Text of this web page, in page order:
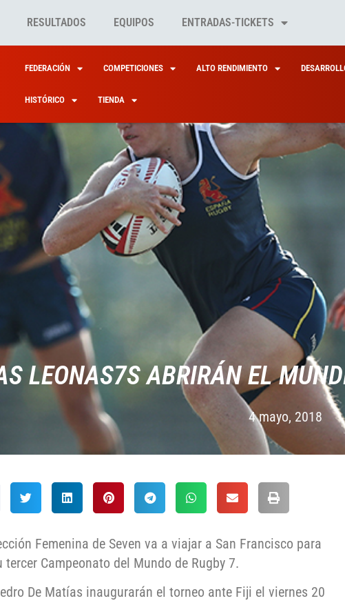
RESULTADOS EQUIPOS ENTRADAS-TICKETS
FEDERACIÓN COMPETICIONES ALTO RENDIMIENTO
HISTÓRICO TIENDA
LEONAS7S ABRIRÁN EL
4 mayo, 2018
Femenina de Seven va a viajar a San Francisco para
Campeonato del Mundo de Rugby 7.
De Matías inaugurarán el torneo ante Fiji el viernes 20